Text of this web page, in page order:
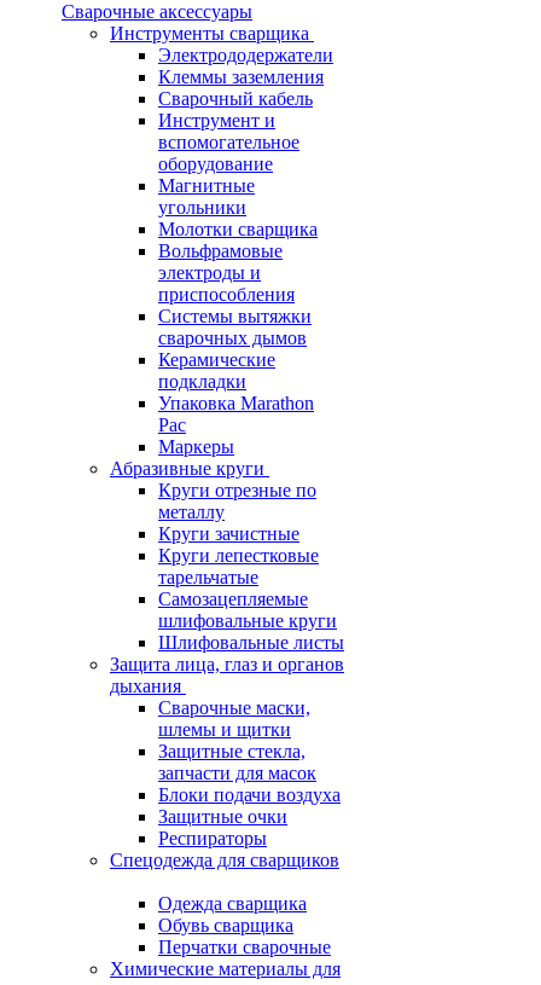
Сварочные аксессуары
Инструменты сварщика
Электрододержатели
Клеммы заземления
Сварочный кабель
Инструмент и
вспомогательное
оборудование
Магнитные
угольники
Молотки сварщика
Вольфрамовые
электроды и
приспособления
Системы вытяжки
сварочных дымов
Керамические
подкладки
Упаковка Marathon
Pac
Маркеры
Абразивные круги
Круги отрезные по
металлу
Круги зачистные
Круги лепестковые
тарельчатые
Самозацепляемые
шлифовальные круги
Шлифовальные листы
Защита лица, глаз и органов
дыхания
Сварочные маски,
шлемы и щитки
Защитные стекла,
запчасти для масок
Блоки подачи воздуха
Защитные очки
Респираторы
Спецодежда для сварщиков
Одежда сварщика
Обувь сварщика
Перчатки сварочные
Химические материалы для